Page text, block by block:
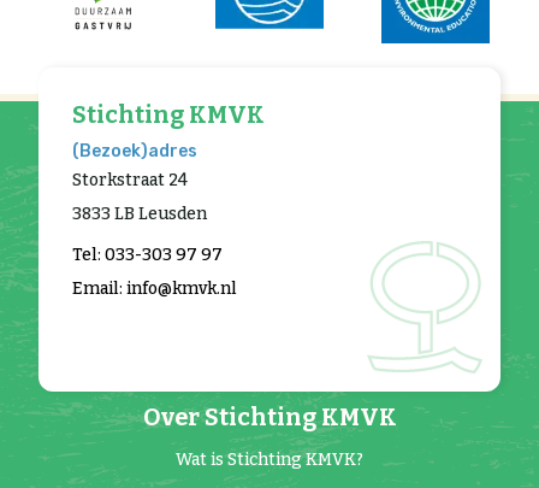
Over Stichting KMVK
Wat is Stichting KMVK?
Stichting KMVK
(Bezoek)adres
Storkstraat 24
3833 LB Leusden
Tel: 033-303 97 97
Email: info@kmvk.nl